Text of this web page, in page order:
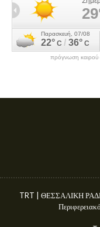
πρόγνωση
TRT | ΘΕΣΣΑΛΙΚΗ